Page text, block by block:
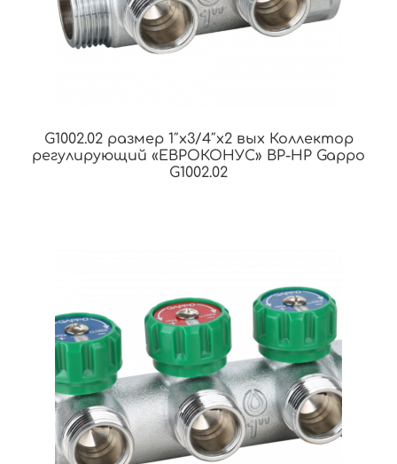
G1002.02 размер 1″x3/4″x2 вых Коллектор
регулирующий «ЕВРОКОНУС» ВР-НР Gappo
G1002.02